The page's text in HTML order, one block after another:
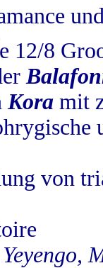
12/8
Kora mit
von
Yeyengo,